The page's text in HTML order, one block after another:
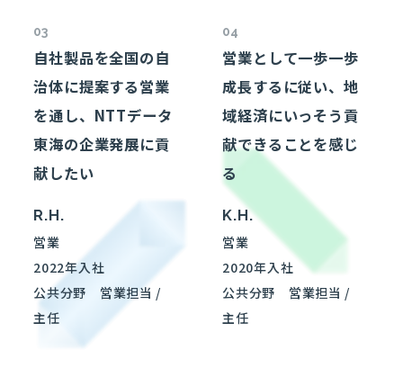
03
自社製品を全国の自
治体に提案する営業
を通し、NTTデータ
東海の企業発展に貢
献したい
R.H.
営業
2022年入社
公共分野 営業担当 /
主任
04
営業として一歩一歩
成長するに従い、地
域経済にいっそう貢
献できることを感じ
る
K.H.
営業
2020年入社
公共分野 営業担当 /
主任